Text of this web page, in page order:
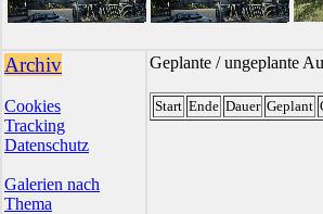
Archiv
Cookies
Tracking
Datenschutz
Galerien nach
Thema
Geplante / ungeplante
Start Ende Dauer Geplant